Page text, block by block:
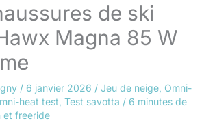
de ski
Magna 85 W
/ 6 janvier 2026 / Jeu de neige Omni-
heat test Test savotta / 6 minutes de
et freeride